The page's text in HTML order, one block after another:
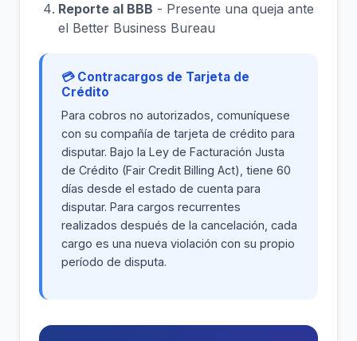
Reporte al BBB - Presente una queja ante
el Better Business Bureau
💳 Contracargos de Tarjeta de
Crédito
Para cobros no autorizados, comuníquese
con su compañía de tarjeta de crédito para
disputar. Bajo la Ley de Facturación Justa
de Crédito (Fair Credit Billing Act), tiene 60
días desde el estado de cuenta para
disputar. Para cargos recurrentes
realizados después de la cancelación, cada
cargo es una nueva violación con su propio
período de disputa.